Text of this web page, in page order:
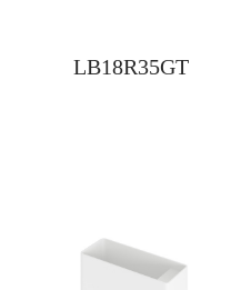
LB18R35GT